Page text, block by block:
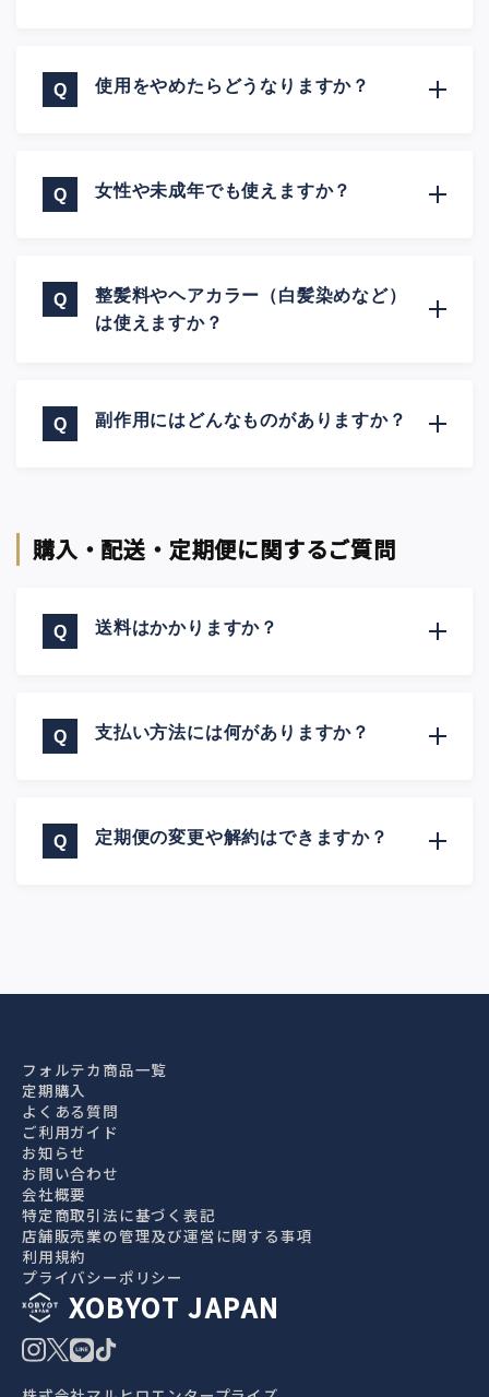
使用をやめたらどうなりますか？
女性や未成年でも使えますか？
整髪料やヘアカラー（白髪染めなど）
は使えますか？
副作用にはどんなものがありますか？
購入・配送・定期便に関するご質問
送料はかかりますか？
支払い方法には何がありますか？
定期便の変更や解約はできますか？
XOBYOT JAPAN
フォルテカ商品一覧
定期購入
よくある質問
ご利用ガイド
お知らせ
お問い合わせ
会社概要
特定商取引法に基づく表記
店舗販売業の管理及び運営に関する事項
利用規約
プライバシーポリシー